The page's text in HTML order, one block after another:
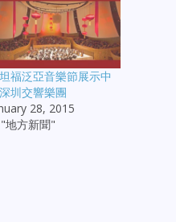
福泛亞音樂節展示中
圳交響樂團
28, 2015
地方新聞"